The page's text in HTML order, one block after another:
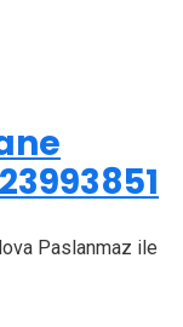
Paslanmaz ile